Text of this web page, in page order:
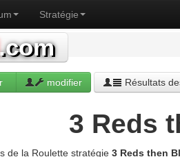
Stratégie
modifier Résultats
3 Reds
de la Roulette stratégie 3 Reds then